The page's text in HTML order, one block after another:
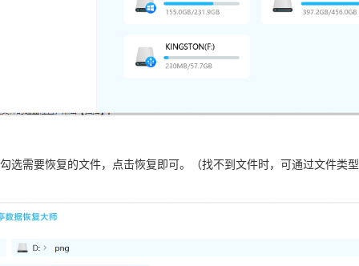
勾选需要恢复的文件，点击恢复即可。（找不到文件时，可通过文件类